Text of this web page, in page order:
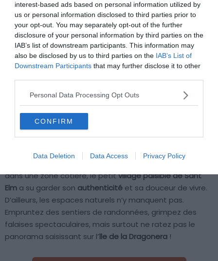
interest-based ads based on personal information utilized by
us or personal information disclosed to third parties prior to
your opt-out. You may separately opt-out of the further
disclosure of your personal information by third parties on the
IAB’s list of downstream participants. This information may
also be disclosed by us to third parties on the IAB’s List of
Downstream Participants that may further disclose it to other
Personal Data Processing Opt Outs
CONFIRM
Data Deletion Data Access Privacy Policy
Besoin de vous déconnecter d’Internet et des écrans ?
Dans cet hôtel récemment rénové, l’ambiance
chaleureuse vous invite à laméditationet à la détente.
Le recours à desmatériaux comme le bois et la pierre
corps avec une séance debain à remous
à l’espace
wellness. De ce séjour, vous en ressortirez avec une
sensation de bien-être profond.
Tranquillité et calme, c’est également ce que vous
ressentirez en explorant les alentours de l’hôtel. Situé
dans une zone côtière, le petitvillage paisible de Sant
Elm a su garder son authenticité et sa douceur de vivre.
D’ailleurs, les espaces naturels n’y manquent pas.
Empruntez des sentiers de randonnées, grimpez des
falaises spectaculaires, mais surtout ne ratez pas le
panorama saisissant sur l’île de la Dragonera !